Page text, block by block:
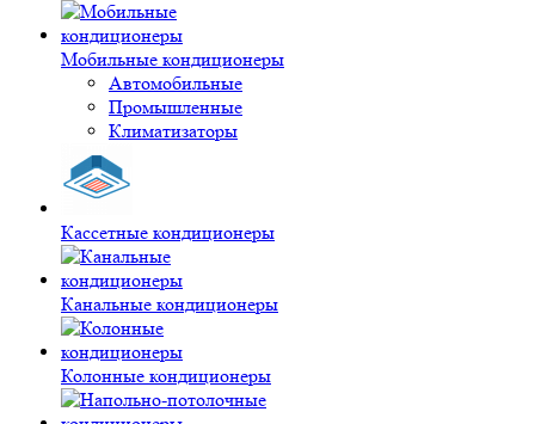
Мобильные кондиционеры
Автомобильные
Промышленные
Климатизаторы
Кассетные кондиционеры
Канальные кондиционеры
Колонные кондиционеры